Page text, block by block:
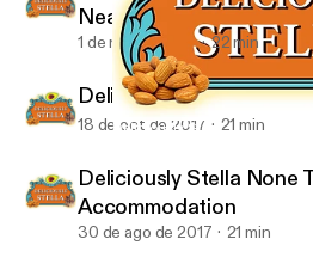
Deliciously Stella None The
Nearly 30
1 de nov de 2017 22 min
Deliciously Stella None
18 de oct de 2017 21 min
Deliciously Stella None
Accommodation
30 de ago de 2017 21 min